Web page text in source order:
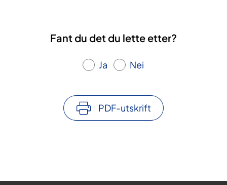
Fant du det du lette etter?
Ja Nei
PDF-utskrift